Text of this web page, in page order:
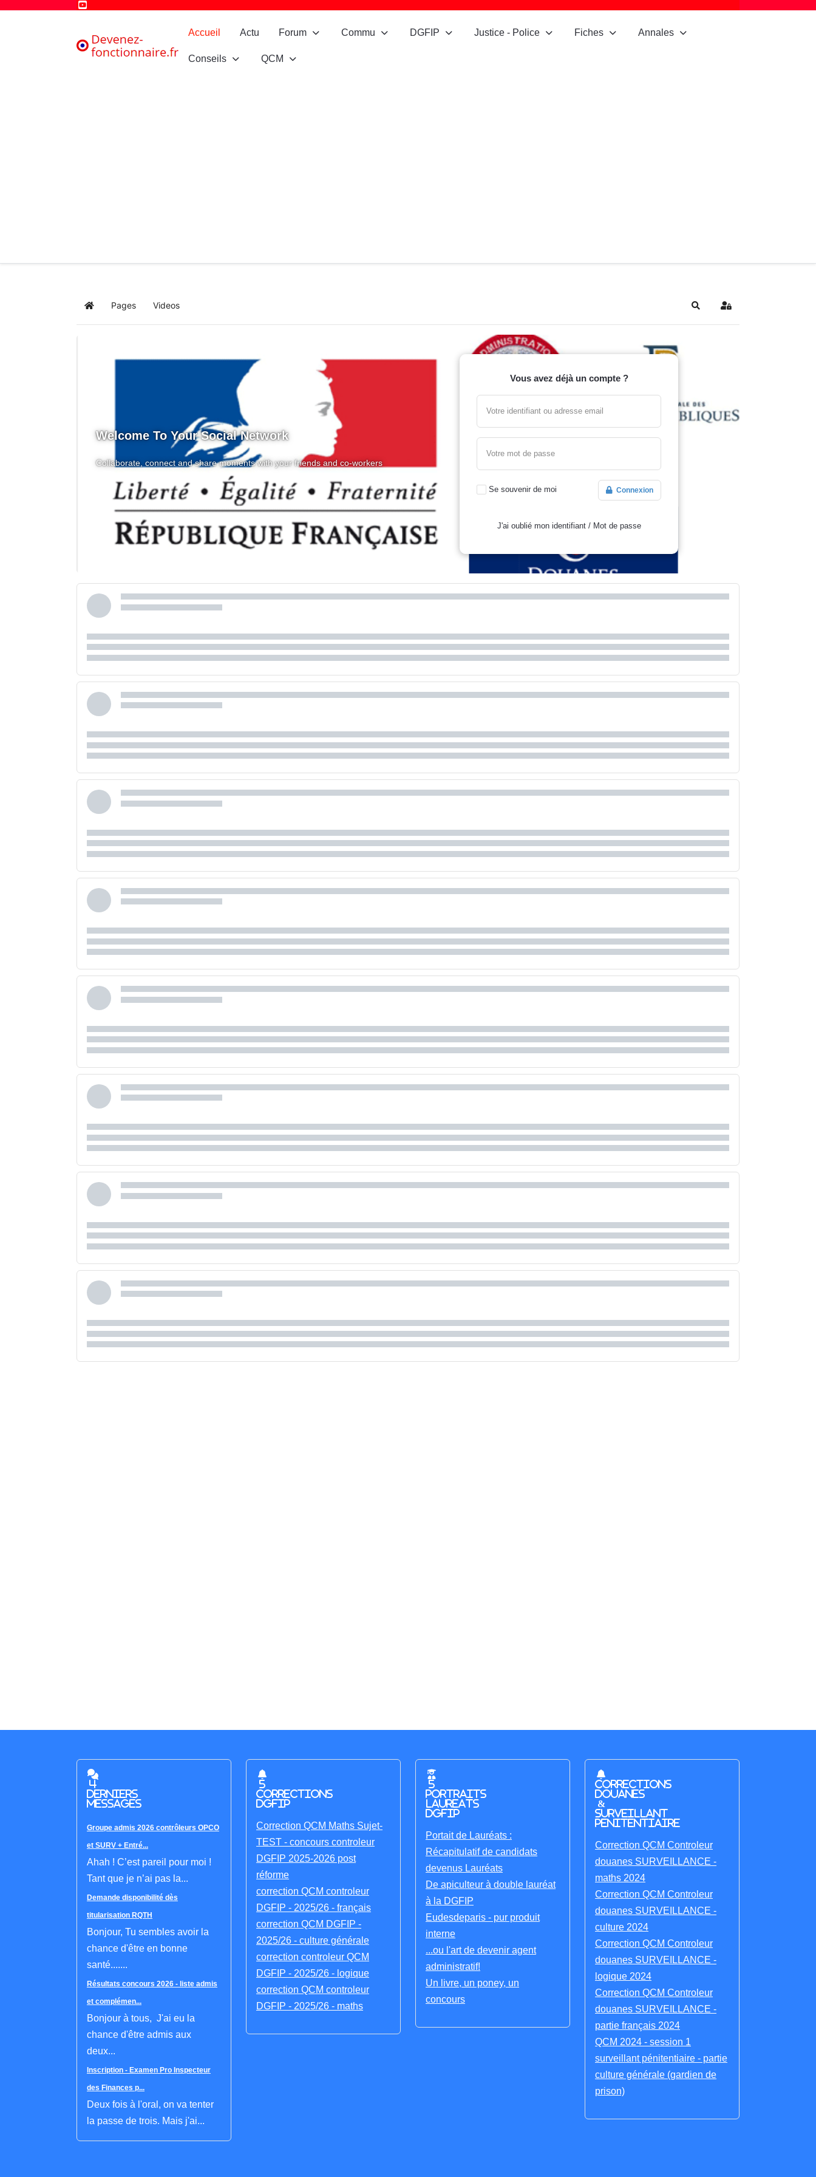
Accueil Actu Forum Commu DGFIP Justice - Police Fiches Annales
Conseils QCM
Home Pages Videos Search Sign In
Welcome To Your Social Network
Collaborate, connect and share moments with your friends and co-workers
Vous avez déjà un compte ?
Votre identifiant ou adresse email
Votre mot de passe
Se souvenir de moi Connexion
J'ai oublié mon identifiant/ Mot de passe
4
derniers
messages
Groupe admis 2026 contrôleurs OPCO
et SURV + Entré...
Ahah ! C’est pareil pour moi !
Tant que je n’ai pas la...
Demande disponibilité dès
titularisation RQTH
Bonjour, Tu sembles avoir la
chance d'être en bonne
santé.......
Résultats concours 2026 - liste admis
et complémen...
Bonjour à tous, J'ai eu la
chance d'être admis aux
deux...
Inscription - Examen Pro Inspecteur
des Finances p...
Deux fois à l'oral, on va tenter
la passe de trois. Mais j'ai...
5
corrections
DGFIP
Correction QCM Maths Sujet-
TEST - concours controleur
DGFIP 2025-2026 post
réforme
correction QCM controleur
DGFIP - 2025/26 - français
correction QCM DGFIP -
2025/26 - culture générale
correction controleur QCM
DGFIP - 2025/26 - logique
correction QCM controleur
DGFIP - 2025/26 - maths
5
portraits
laureats
DGFIP
Portait de Lauréats :
Récapitulatif de candidats
devenus Lauréats
De apiculteur à double lauréat
à la DGFIP
Eudesdeparis - pur produit
interne
...ou l'art de devenir agent
administratif!
Un livre, un poney, un
concours
Corrections
Douanes
&
Surveillant
penitentiaire
Correction QCM Controleur
douanes SURVEILLANCE -
maths 2024
Correction QCM Controleur
douanes SURVEILLANCE -
culture 2024
Correction QCM Controleur
douanes SURVEILLANCE -
logique 2024
Correction QCM Controleur
douanes SURVEILLANCE -
partie français 2024
QCM 2024 - session 1
surveillant pénitentiaire - partie
culture générale (gardien de
prison)